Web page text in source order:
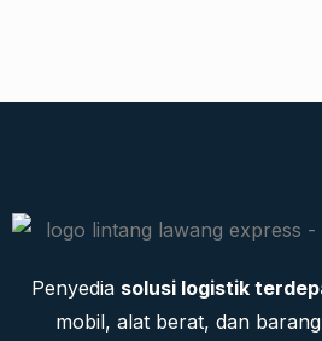
Penyedia solusi logistik
mobil, alat berat, dan